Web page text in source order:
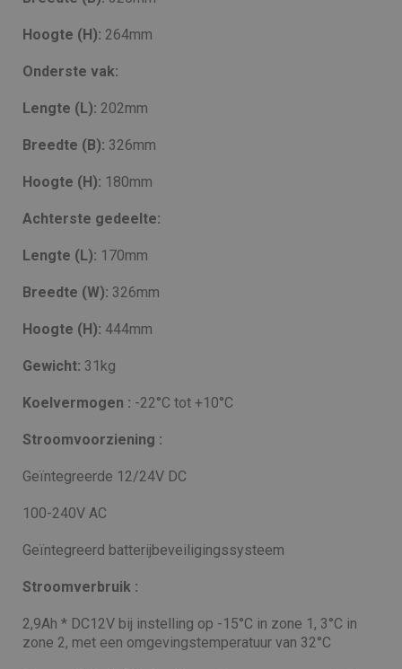
Hoogte (H): 264mm
Onderste vak:
Lengte (L): 202mm
Breedte (B): 326mm
Hoogte (H): 180mm
Achterste gedeelte:
Lengte (L): 170mm
Breedte (W): 326mm
Hoogte (H): 444mm
Gewicht: 31kg
Koelvermogen : -22°C tot +10°C
Stroomvoorziening :
Geïntegreerde 12/24V DC
100-240V AC
Geïntegreerd batterijbeveiligingssysteem
Stroomverbruik :
2,9Ah * DC12V bij instelling op -15°C in zone 1, 3°C in
zone 2, met een omgevingstemperatuur van 32°C